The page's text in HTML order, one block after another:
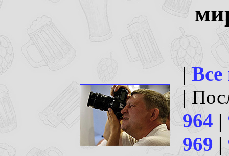
|
|
964 |
969 |